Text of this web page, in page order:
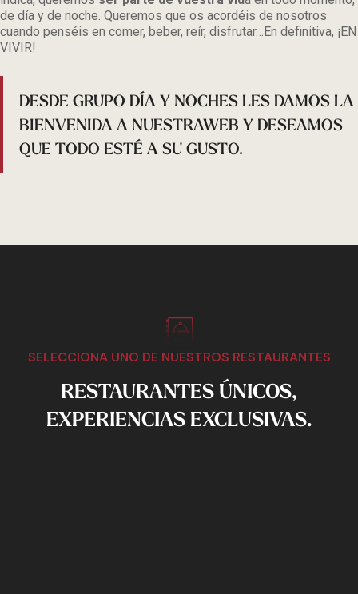
de día y de noche. Queremos que os acordéis de nosotros
cuando penséis en comer, beber, reír, disfrutar…En definitiva, ¡EN
VIVIR!
DESDE GRUPO DÍA Y NOCHES LES DAMOS LA
BIENVENIDA A NUESTRAWEB Y DESEAMOS
QUE TODO ESTÉ A SU GUSTO.
SELECCIONA UNO DE NUESTROS RESTAURANTES
RESTAURANTES ÚNICOS,
EXPERIENCIAS EXCLUSIVAS.